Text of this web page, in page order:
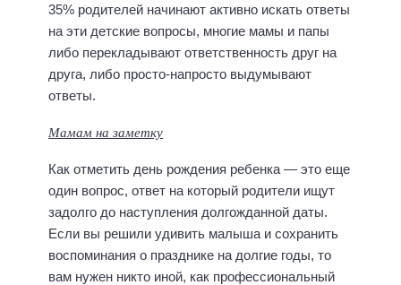
35% родителей начинают активно искать ответы
на эти детские вопросы, многие мамы и папы
либо перекладывают ответственность друг на
друга, либо просто-напросто выдумывают
ответы.
Мамам на заметку
Как отметить день рождения ребенка — это еще
один вопрос, ответ на который родители ищут
задолго до наступления долгожданной даты.
Если вы решили удивить малыша и сохранить
воспоминания о празднике на долгие годы, то
вам нужен никто иной, как профессиональный